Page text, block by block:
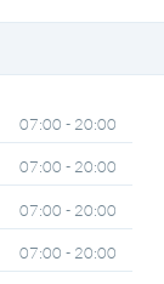
07:00 - 20:00
07:00 - 20:00
07:00 - 20:00
07:00 - 20:00